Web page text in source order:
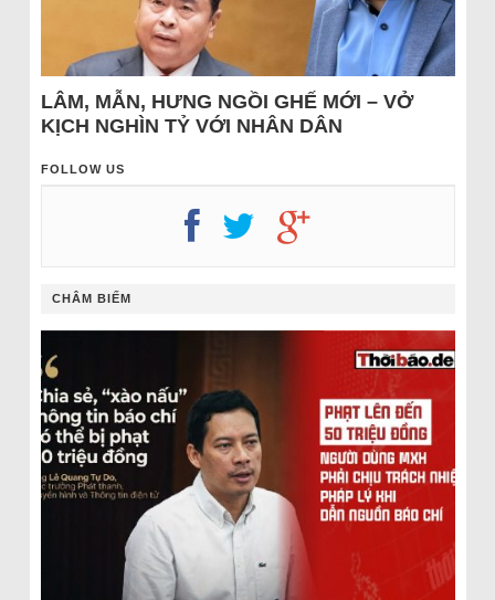
LÂM, MẪN, HƯNG NGỒI GHẾ MỚI – VỞ
KỊCH NGHÌN TỶ VỚI NHÂN DÂN
FOLLOW US
CHÂM BIẾM